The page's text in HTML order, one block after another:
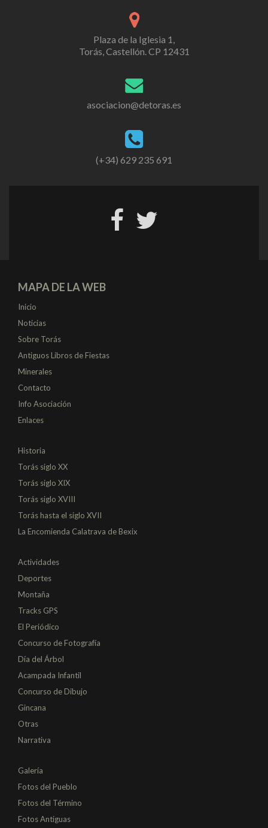
Plaza de la Iglesia 1,
Torás, Castellón. CP 12431
asociacion@detoras.es
(+34) 629 235 691
MAPA DE LA WEB
Inicio
Noticias
Sobre Torás
Antiguos Libros de Fiestas
Minerales
Contacto
Info Asociación
Enlaces
Historia
Torás siglo XX
Torás siglo XIX
Torás siglo XVIII
Torás hasta el siglo XVII
La Encomienda Calatrava de Bexix
Actividades
Deportes
Montaña
Tracks GPS
El Periódico
Concurso de Fotografía
Día del Árbol
Acampada Infantil
Concurso de Dibujo
Gincana
Otras
Narrativa
Galería
Fotos del Pueblo
Fotos del Término
Fotos Antiguas